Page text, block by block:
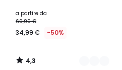
a partire da
69,99 €
34,99 € -50%
4,3
/